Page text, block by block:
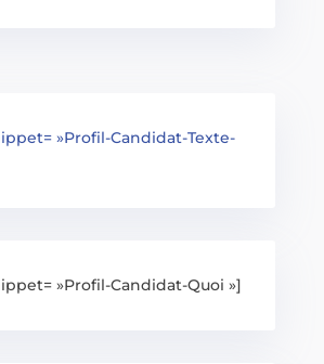
»Profil-Candidat-Texte-
»Profil-Candidat-Quoi »]